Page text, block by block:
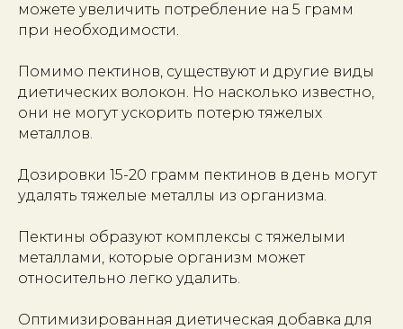
можете увеличить потребление на 5 грамм
при необходимости.
Помимо пектинов, существуют и другие виды
диетических волокон. Но насколько известно,
они не могут ускорить потерю тяжелых
металлов.
Дозировки 15-20 грамм пектинов в день могут
удалять тяжелые металлы из организма.
Пектины образуют комплексы с тяжелыми
металлами, которые организм может
относительно легко удалить.
Оптимизированная диетическая добавка для